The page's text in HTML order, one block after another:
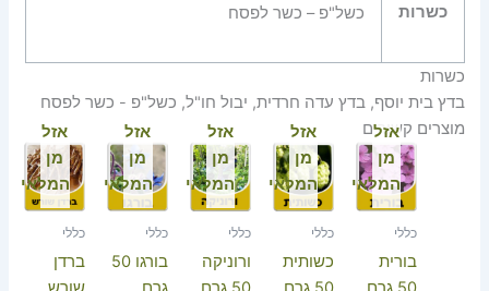
כשרות
כשל"פ – כשר לפסח
כשרות
בדץ בית יוסף, בדץ עדה חרדית, יבול חו"ל, כשל"פ - כשר לפסח
מוצרים קשורים
אזל
מן
המלאי
כללי
בורית
אזל
מן
המלאי
כללי
כשותית
אזל
מן
המלאי
כללי
ורוניקה
אזל
מן
המלאי
כללי
בורגו 50
אזל
מן
המלאי
כללי
ברדן